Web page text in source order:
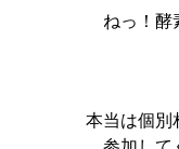
ねっ！酵
本当は個別